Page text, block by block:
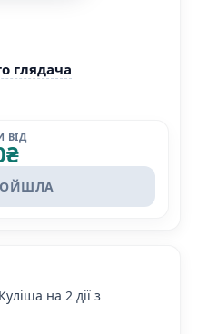
глядача
ВІД
₴
на 2 дії з